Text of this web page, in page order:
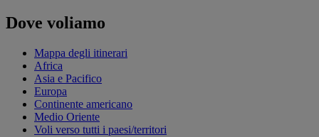
Dove voliamo
Mappa degli itinerari
Africa
Asia e Pacifico
Europa
Continente americano
Medio Oriente
Voli verso tutti i paesi/territori